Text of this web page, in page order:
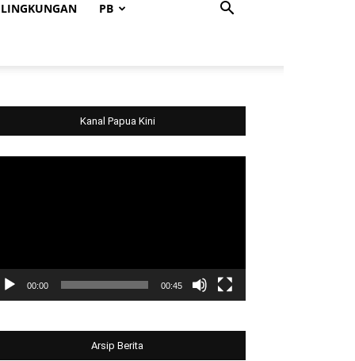
LINGKUNGAN PB
Kanal Papua Kini
00:00 00:45
Arsip Berita